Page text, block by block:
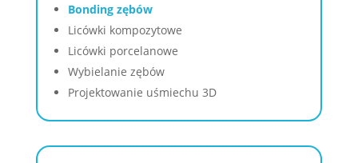
Bonding zębów
Licówki kompozytowe
Licówki porcelanowe
Wybielanie zębów
Projektowanie uśmiechu 3D